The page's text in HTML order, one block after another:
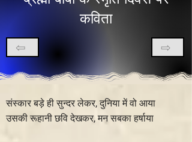
कविता
⇦ ⇨
संस्कार बड़े ही सुन्दर लेकर, दुनिया में वो आया
उसकी रूहानी छवि देखकर, मन सबका हर्षाया